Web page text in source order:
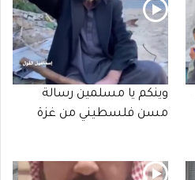
وينكم يا مسلمين رسالة
مسن فلسطيني من غزة